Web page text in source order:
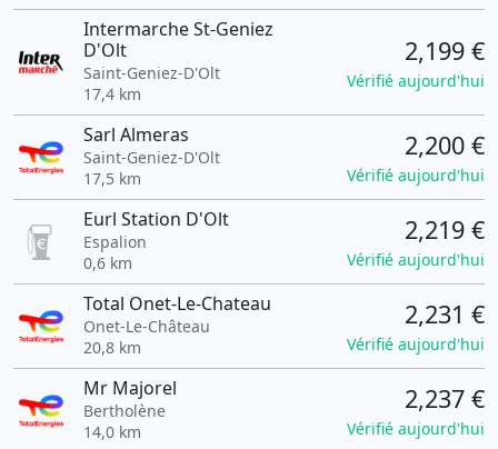
Intermarche St-Geniez
D'Olt
Saint-Geniez-D'Olt
17,4 km
2,199 €
Vérifié aujourd'hui
Sarl Almeras
Saint-Geniez-D'Olt
17,5 km
2,200 €
Vérifié aujourd'hui
Eurl Station D'Olt
Espalion
0,6 km
2,219 €
Vérifié aujourd'hui
Total Onet-Le-Chateau
Onet-Le-Château
20,8 km
2,231 €
Vérifié aujourd'hui
Mr Majorel
Bertholène
14,0 km
2,237 €
Vérifié aujourd'hui